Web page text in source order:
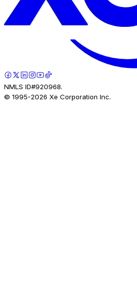
NMLS ID#920968.
© 1995-2026 Xe Corporation Inc.